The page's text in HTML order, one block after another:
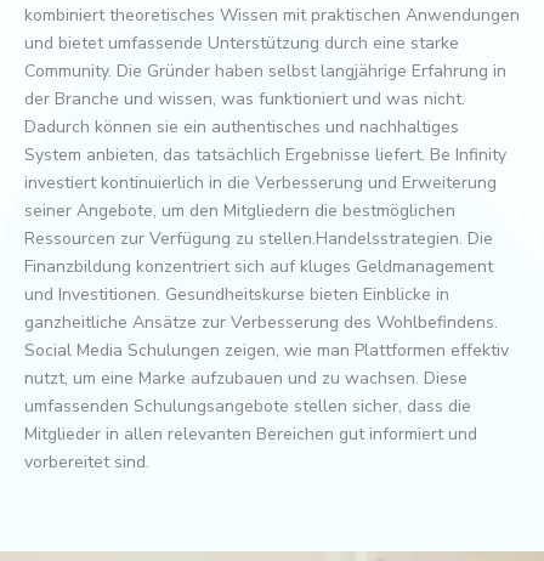
kombiniert theoretisches Wissen mit praktischen Anwendungen
und bietet umfassende Unterstützung durch eine starke
Community. Die Gründer haben selbst langjährige Erfahrung in
der Branche und wissen, was funktioniert und was nicht.
Dadurch können sie ein authentisches und nachhaltiges
System anbieten, das tatsächlich Ergebnisse liefert. Be Infinity
investiert kontinuierlich in die Verbesserung und Erweiterung
seiner Angebote, um den Mitgliedern die bestmöglichen
Ressourcen zur Verfügung zu stellen.Handelsstrategien. Die
Finanzbildung konzentriert sich auf kluges Geldmanagement
und Investitionen. Gesundheitskurse bieten Einblicke in
ganzheitliche Ansätze zur Verbesserung des Wohlbefindens.
Social Media Schulungen zeigen, wie man Plattformen effektiv
nutzt, um eine Marke aufzubauen und zu wachsen. Diese
umfassenden Schulungsangebote stellen sicher, dass die
Mitglieder in allen relevanten Bereichen gut informiert und
vorbereitet sind.